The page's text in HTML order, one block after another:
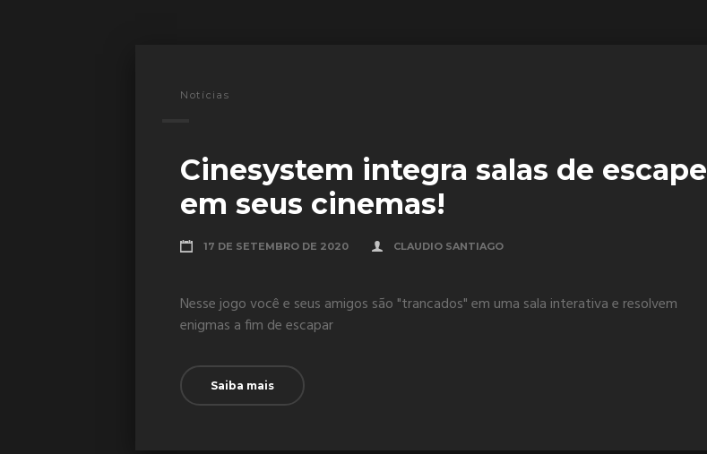
Notícias
Cinesystem integra salas de escape
em seus cinemas!
17 DE SETEMBRO DE 2020 CLAUDIO SANTIAGO
Nesse jogo você e seus amigos são "trancados" em uma sala interativa e resolvem
enigmas a fim de escapar
Saiba mais